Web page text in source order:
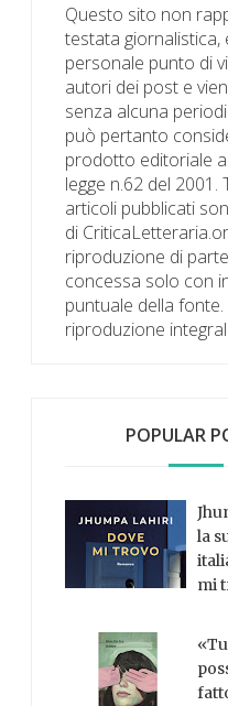
Questo sito non
testata giornalistica,
personale punto di
autori dei post e
senza alcuna
può pertanto
prodotto editoriale
legge n.62 del 2001.
articoli pubblicati
di
riproduzione di
concessa solo con
puntuale della fonte.
riproduzione
POPULAR
la
mi